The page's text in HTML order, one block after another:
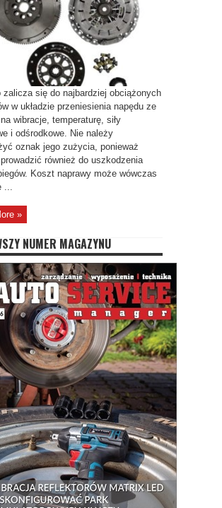
zalicza się do najbardziej obciążonych
w układzie przeniesienia napędu ze
wibracje, temperaturę, siły
i odśrodkowe. Nie należy
oznak jego zużycia, ponieważ
również do uszkodzenia
Koszt naprawy może wówczas
...
»
NUMER MAGAZYNU